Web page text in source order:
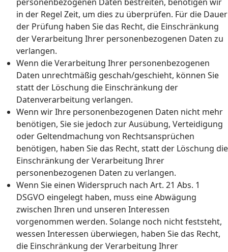
in der Regel Zeit, um dies zu überprüfen. Für die Dauer
der Prüfung haben Sie das Recht, die Einschränkung
der Verarbeitung Ihrer personenbezogenen Daten zu
verlangen.
Wenn die Verarbeitung Ihrer personenbezogenen
Daten unrechtmäßig geschah/geschieht, können Sie
statt der Löschung die Einschränkung der
Datenverarbeitung verlangen.
Wenn wir Ihre personenbezogenen Daten nicht mehr
benötigen, Sie sie jedoch zur Ausübung, Verteidigung
oder Geltendmachung von Rechtsansprüchen
benötigen, haben Sie das Recht, statt der Löschung die
Einschränkung der Verarbeitung Ihrer
personenbezogenen Daten zu verlangen.
Wenn Sie einen Widerspruch nach Art. 21 Abs. 1
DSGVO eingelegt haben, muss eine Abwägung
zwischen Ihren und unseren Interessen
vorgenommen werden. Solange noch nicht feststeht,
wessen Interessen überwiegen, haben Sie das Recht,
die Einschränkung der Verarbeitung Ihrer